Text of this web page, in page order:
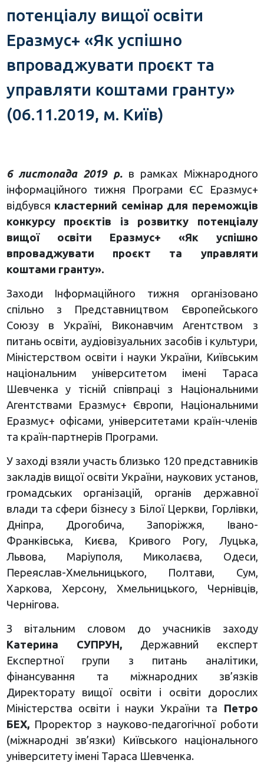
потенціалу вищої освіти
Еразмус+ «Як успішно
впроваджувати проєкт та
управляти коштами гранту»
(06.11.2019, м. Київ)
6 листопада 2019 р. в рамках Міжнародного
інформаційного тижня Програми ЄС Еразмус+
відбувся кластерний семінар для переможців
конкурсу проєктів із розвитку потенціалу
вищої освіти Еразмус+ «Як успішно
впроваджувати проєкт та управляти
коштами гранту».
Заходи Інформаційного тижня організовано
спільно з Представництвом Європейського
Союзу в Україні, Виконавчим Агентством з
питань освіти, аудіовізуальних засобів і культури,
Міністерством освіти і науки України, Київським
національним університетом імені Тараса
Шевченка у тісній співпраці з Національними
Агентствами Еразмус+ Європи, Національними
Еразмус+ офісами, університетами країн-членів
та країн-партнерів Програми.
У заході взяли участь близько 120 представників
закладів вищої освіти України, наукових установ,
громадських організацій, органів державної
влади та сфери бізнесу з Білої Церкви, Горлівки,
Дніпра, Дрогобича, Запоріжжя, Івано-
Франківська, Києва, Кривого Рогу, Луцька,
Львова, Маріуполя, Миколаєва, Одеси,
Переяслав-Хмельницького, Полтави, Сум,
Харкова, Херсону, Хмельницького, Чернівців,
Чернігова.
З вітальним словом до учасників заходу
Катерина СУПРУН,Державний експерт
Експертної групи з питань аналітики,
фінансування та міжнародних зв’язків
Директорату вищої освіти і освіти дорослих
Міністерства освіти і науки України та Петро
БЕХ,Проректор з науково-педагогічної роботи
(міжнародні зв’язки) Київського національного
університету імені Тараса Шевченка.